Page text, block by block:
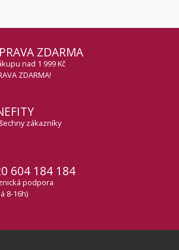
ZDARMA
nad 1 999 Kč
ZDARMA!
zákazníky
604 184 184
podpora
8-16h)